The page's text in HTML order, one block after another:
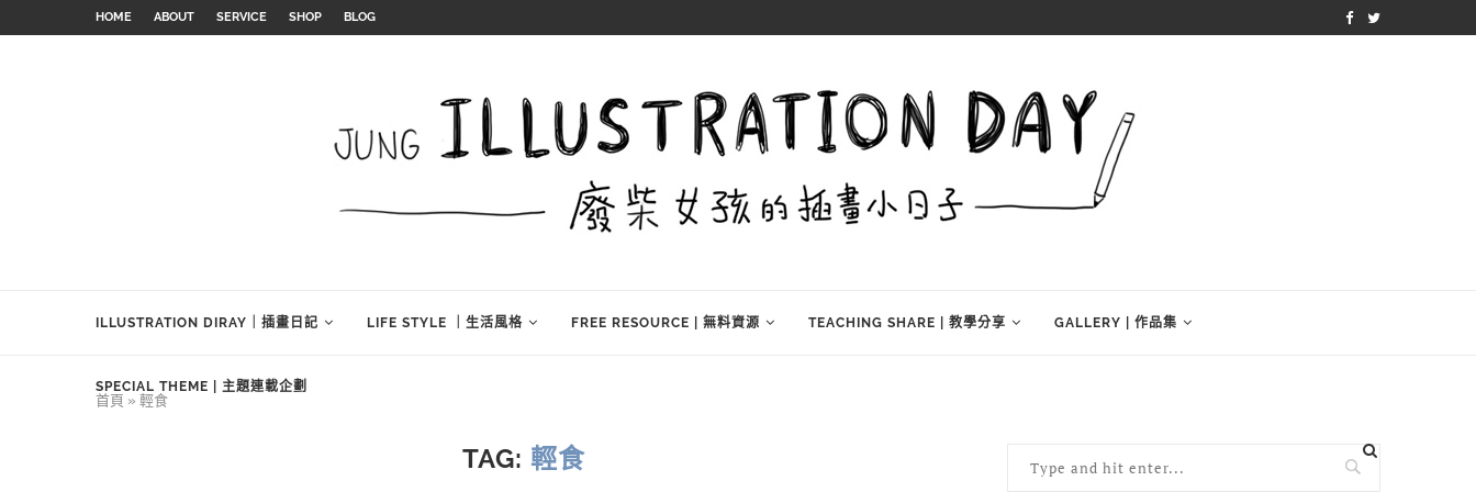
HOME ABOUT SERVICE SHOP BLOG
ILLUSTRATION DIRAY｜插畫日記 LIFE STYLE ｜生活風格 FREE RESOURCE | 無料資源 TEACHING SHARE | 教學分享 GALLERY | 作品集
SPECIAL THEME | 主題連載企劃
首頁 » 輕食
TAG: 輕食